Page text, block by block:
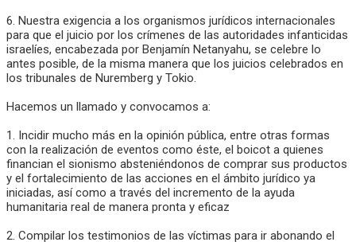
6. Nuestra exigencia a los organismos jurídicos internacionales
para que el juicio por los crímenes de las autoridades infanticidas
israelíes, encabezada por Benjamín Netanyahu, se celebre lo
antes posible, de la misma manera que los juicios celebrados en
los tribunales de Nuremberg y Tokio.
Hacemos un llamado y convocamos a:
1. Incidir mucho más en la opinión pública, entre otras formas
con la realización de eventos como éste, el boicot a quienes
financian el sionismo absteniéndonos de comprar sus productos
y el fortalecimiento de las acciones en el ámbito jurídico ya
iniciadas, así como a través del incremento de la ayuda
humanitaria real de manera pronta y eficaz
2. Compilar los testimonios de las víctimas para ir abonando el